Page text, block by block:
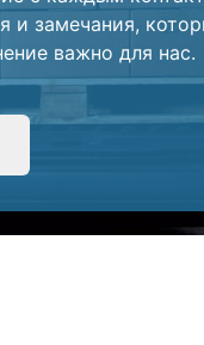
и замечания,
важно для нас.